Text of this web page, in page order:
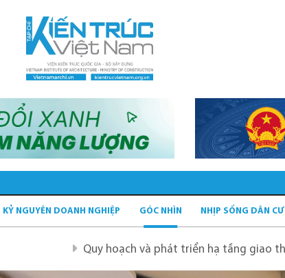
KỶ NGUYÊN DOANH NGHIỆP GÓC NHÌN NHỊP SỐNG DÂN CƯ
Quy hoạch và phát triển hạ tầng giao thông tĩnh xanh